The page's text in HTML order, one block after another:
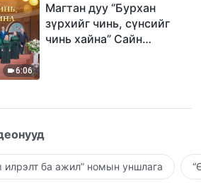
6:06
Магтан дуу “Бурхан
зүрхийг чинь, сүнсийг
чинь хайна” Сайн
илрэлт ба ажил” номын уншлага